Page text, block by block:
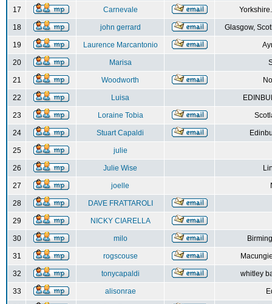
17 Carnevale
18 john gerrard Glasgow,
19 Laurence Marcantonio
20 Marisa
21 Woodworth
22 Luisa
23 Loraine Tobia
24 Stuart Capaldi
25 julie
26 Julie Wise
27 joelle
28 DAVE FRATTAROLI
29 NICKY CIARELLA
30 milo
31 rogscouse
32 tonycapaldi whitley
33 alisonrae